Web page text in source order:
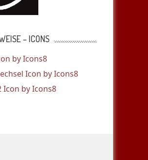
– ICONS
by Icons8
Icon by Icons8
Icon by Icons8